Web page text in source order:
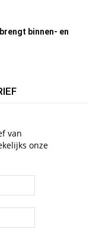
binnen- en
van
onze